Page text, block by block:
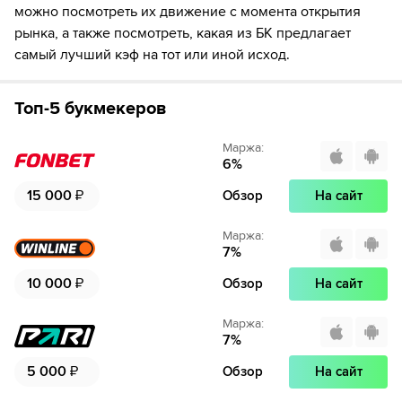
Если качество предоставляемых услуг ОККО ТВ вас не устроит,
можете отвязать карту для последующего списания в течение 7
дней.
можно посмотреть их движение с момента открытия
рынка, а также посмотреть, какая из БК предлагает
самый лучший кэф на тот или иной исход.
Топ-5 букмекеров
15 000 ₽
Маржа:
6%
Обзор На сайт
10 000 ₽
Маржа:
7%
Обзор На сайт
5 000 ₽
Маржа:
7%
Обзор На сайт